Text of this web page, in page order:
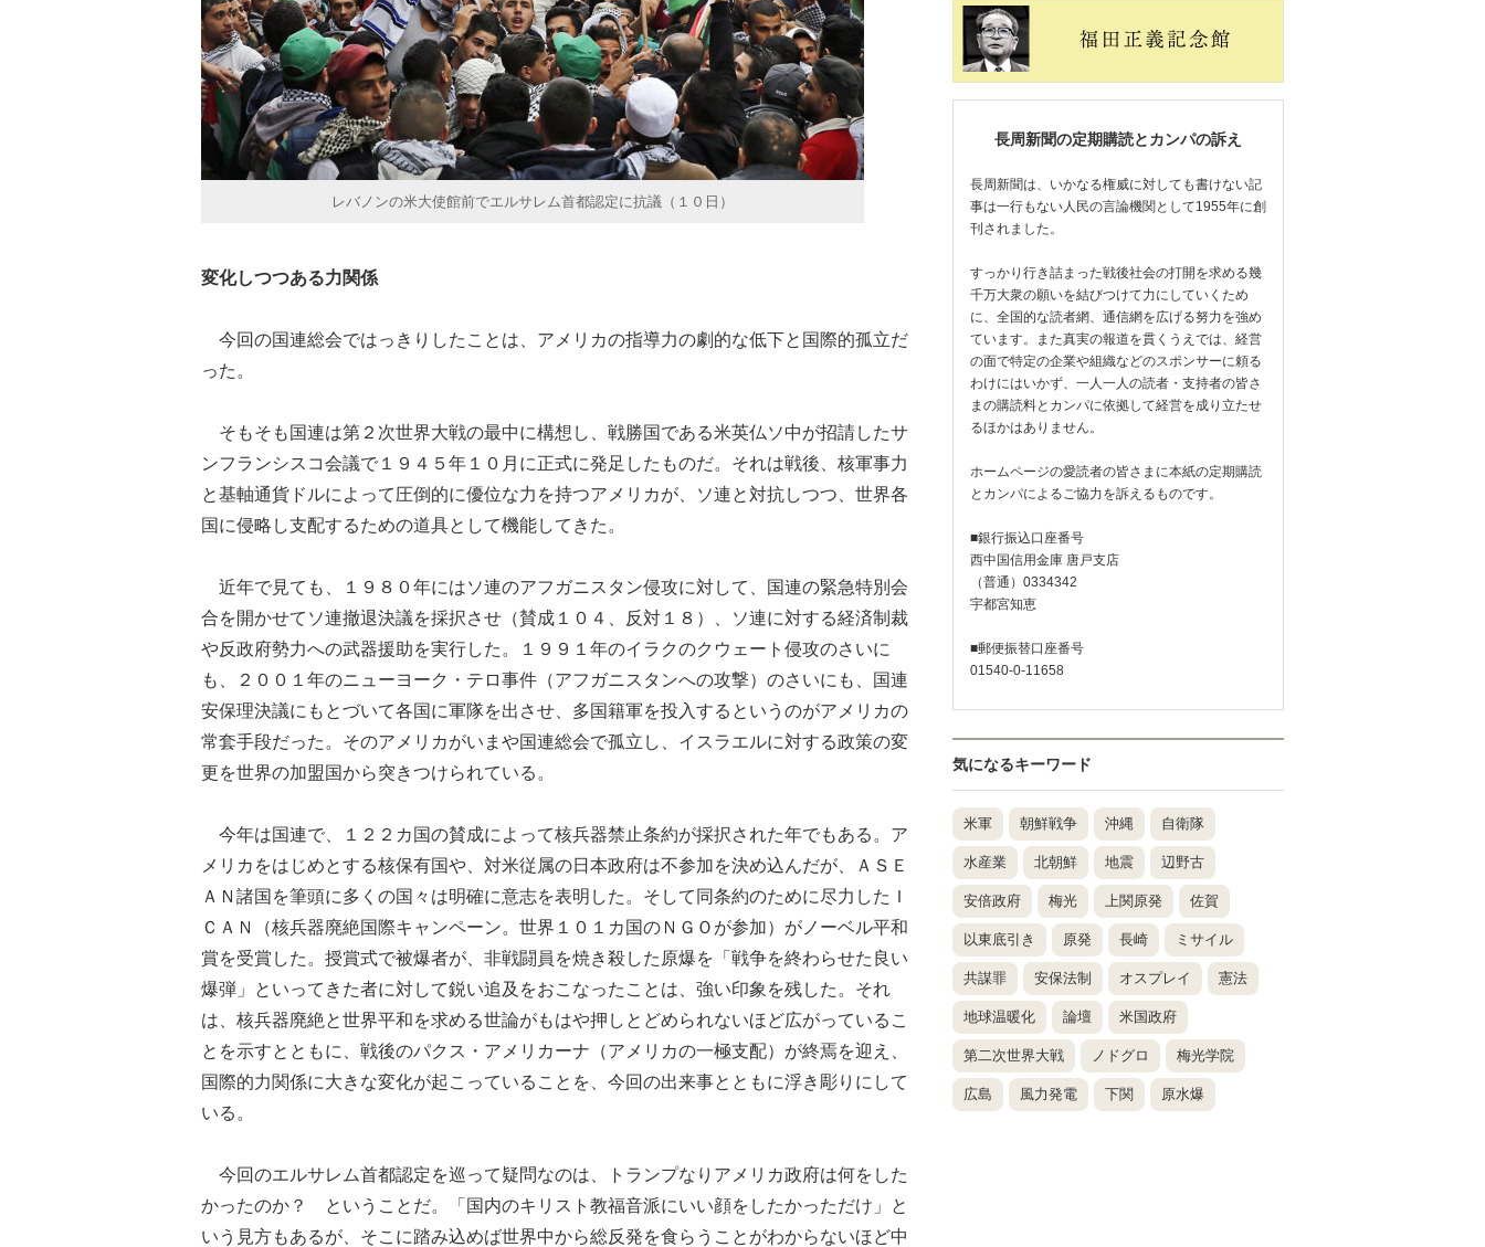
レバノンの米大使館前でエルサレム首都認定に抗議（１０日）
変化しつつある力関係
今回の国連総会ではっきりしたことは、アメリカの指導力の劇的な低下と国際的孤立だ
った。
そもそも国連は第２次世界大戦の最中に構想し、戦勝国である米英仏ソ中が招請したサ
ンフランシスコ会議で１９４５年１０月に正式に発足したものだ。それは戦後、核軍事力
と基軸通貨ドルによって圧倒的に優位な力を持つアメリカが、ソ連と対抗しつつ、世界各
国に侵略し支配するための道具として機能してきた。
近年で見ても、１９８０年にはソ連のアフガニスタン侵攻に対して、国連の緊急特別会
合を開かせてソ連撤退決議を採択させ（賛成１０４、反対１８）、ソ連に対する経済制裁
や反政府勢力への武器援助を実行した。１９９１年のイラクのクウェート侵攻のさいに
も、２００１年のニューヨーク・テロ事件（アフガニスタンへの攻撃）のさいにも、国連
安保理決議にもとづいて各国に軍隊を出させ、多国籍軍を投入するというのがアメリカの
常套手段だった。そのアメリカがいまや国連総会で孤立し、イスラエルに対する政策の変
更を世界の加盟国から突きつけられている。
今年は国連で、１２２カ国の賛成によって核兵器禁止条約が採択された年でもある。ア
メリカをはじめとする核保有国や、対米従属の日本政府は不参加を決め込んだが、ＡＳＥ
ＡＮ諸国を筆頭に多くの国々は明確に意志を表明した。そして同条約のために尽力したＩ
ＣＡＮ（核兵器廃絶国際キャンペーン。世界１０１カ国のＮＧＯが参加）がノーベル平和
賞を受賞した。授賞式で被爆者が、非戦闘員を焼き殺した原爆を「戦争を終わらせた良い
爆弾」といってきた者に対して鋭い追及をおこなったことは、強い印象を残した。それ
は、核兵器廃絶と世界平和を求める世論がもはや押しとどめられないほど広がっているこ
とを示すとともに、戦後のパクス・アメリカーナ（アメリカの一極支配）が終焉を迎え、
国際的力関係に大きな変化が起こっていることを、今回の出来事とともに浮き彫りにして
いる。
今回のエルサレム首都認定を巡って疑問なのは、トランプなりアメリカ政府は何をした
かったのか？ ということだ。「国内のキリスト教福音派にいい顔をしたかっただけ」と
いう見方もあるが、そこに踏み込めば世界中から総反発を食らうことがわからないほど中
長周新聞の定期購読とカンパの訴え
長周新聞は、いかなる権威に対しても書けない記
事は一行もない人民の言論機関として1955年に創
刊されました。
すっかり行き詰まった戦後社会の打開を求める幾
千万大衆の願いを結びつけて力にしていくため
に、全国的な読者網、通信網を広げる努力を強め
ています。また真実の報道を貫くうえでは、経営
の面で特定の企業や組織などのスポンサーに頼る
わけにはいかず、一人一人の読者・支持者の皆さ
まの購読料とカンパに依拠して経営を成り立たせ
るほかはありません。
ホームページの愛読者の皆さまに本紙の定期購読
とカンパによるご協力を訴えるものです。
■銀行振込口座番号
西中国信用金庫 唐戸支店
（普通）0334342
宇都宮知恵
■郵便振替口座番号
01540-0-11658
気になるキーワード
米軍 朝鮮戦争 沖縄 自衛隊
水産業 北朝鮮 地震 辺野古
安倍政府 梅光 上関原発 佐賀
以東底引き 原発 長崎 ミサイル
共謀罪 安保法制 オスプレイ 憲法
地球温暖化 論壇 米国政府
第二次世界大戦 ノドグロ 梅光学院
広島 風力発電 下関 原水爆